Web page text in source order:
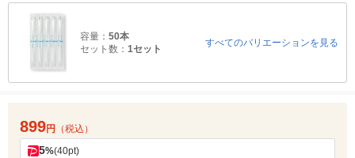
容量： 50本
セット数： 1セット
すべてのバリエーションを見る
899円 （税込）
5%(40pt)